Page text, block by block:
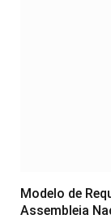
Modelo de
Assembleia